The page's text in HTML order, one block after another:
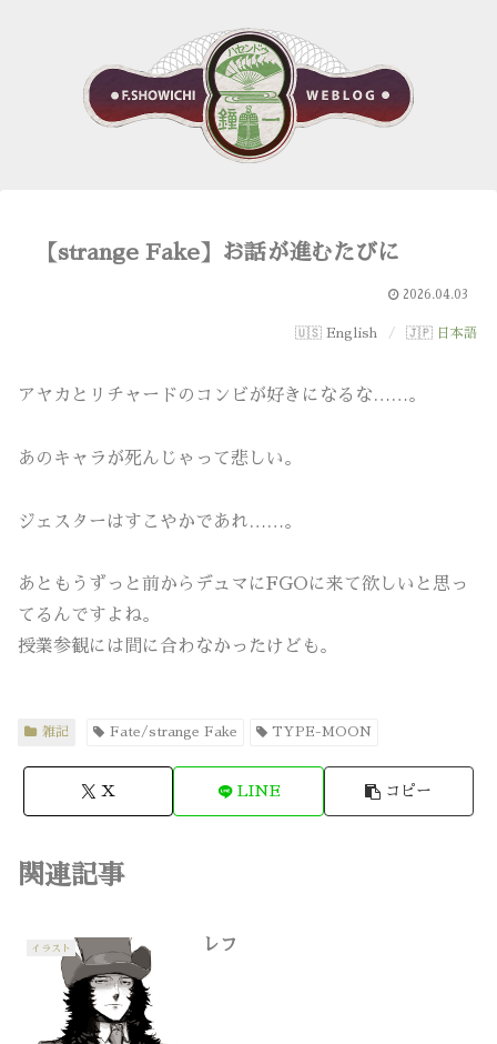
【strange Fake】お話が進むたびに
2026.04.03
English 日本語
アヤカとリチャードのコンビが好きになるな……。
あのキャラが死んじゃって悲しい。
ジェスターはすこやかであれ……。
あともうずっと前からデュマにFGOに来て欲しいと思っ
てるんですよね。
授業参観には間に合わなかったけども。
雑記 Fate/strange Fake TYPE-MOON
X LINE コピー
関連記事
イラスト レフ